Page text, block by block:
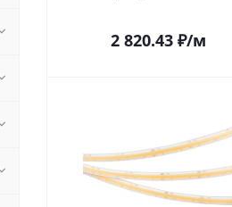
2 820.43 ₽/м